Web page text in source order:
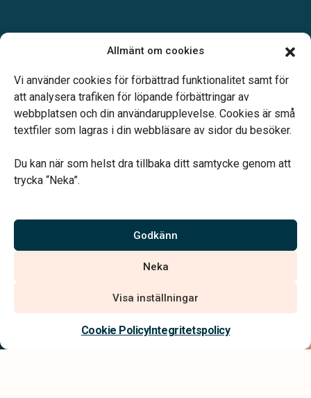
Allmänt om cookies
Vi använder cookies för förbättrad funktionalitet samt för
att analysera trafiken för löpande förbättringar av
webbplatsen och din användarupplevelse. Cookies är små
textfiler som lagras i din webbläsare av sidor du besöker.
Du kan när som helst dra tillbaka ditt samtycke genom att
trycka “Neka”.
Godkänn
Neka
Visa inställningar
Cookie PolicyIntegritetspolicy
Kontakta oss
Annan tid efter överenskommelse.
Telefonjour dygnet runt.
Vi är auktoriserade av Sveriges Begravningsbyråers Förbund och
har högt ställda krav på utbildning, kvalitet, miljö och arbetsmiljö.